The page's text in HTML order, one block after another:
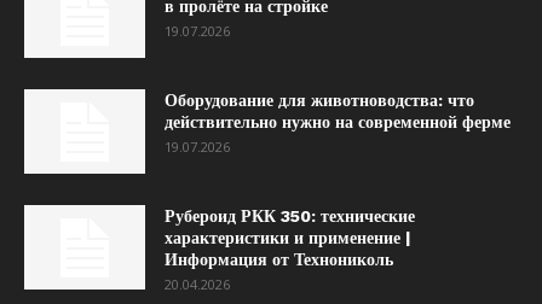
в пролёте на стройке
19.07.2026
Оборудование для животноводства: что
действительно нужно на современной ферме
19.07.2026
Рубероид РКК 350: технические
характеристики и применение |
Информация от Технониколь
20.04.2026